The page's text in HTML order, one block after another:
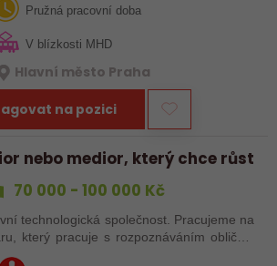
Pružná pracovní doba
V blízkosti MHD
Hlavní město Praha
na pozici
nebo medior, který chce růst
70 000 - 100 000 Kč
technologická společnost. Pracujeme na
který pracuje s rozpoznáváním obličeje
jejich prstů nebo hlasu a především